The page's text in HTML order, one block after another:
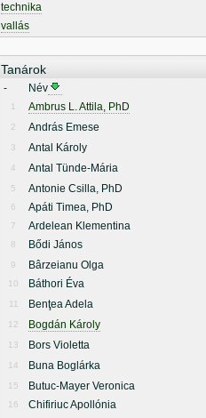
technika
vallás
Tanárok
- Név
1 Ambrus L. Attila, PhD
2 András Emese
3 Antal Károly
4 Antal Tünde-Mária
5 Antonie Csilla, PhD
6 Apáti Timea, PhD
7 Ardelean Klementina
8 Bődi János
9 Bârzeianu Olga
10 Báthori Éva
11 Benţea Adela
12 Bogdán Károly
13 Bors Violetta
14 Buna Boglárka
15 Butuc-Mayer Veronica
16 Chifiriuc Apollónia